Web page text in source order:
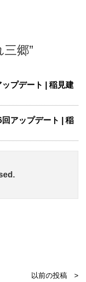
三郷”
プデート | 稲見建
アップデート | 稲
以前の投稿 >